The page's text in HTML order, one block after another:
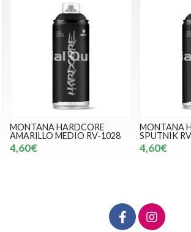
MONTANA HARDCORE GRIS
SPUTNIK RV-263
4,60€
MONTANA
MANGO
4,60€